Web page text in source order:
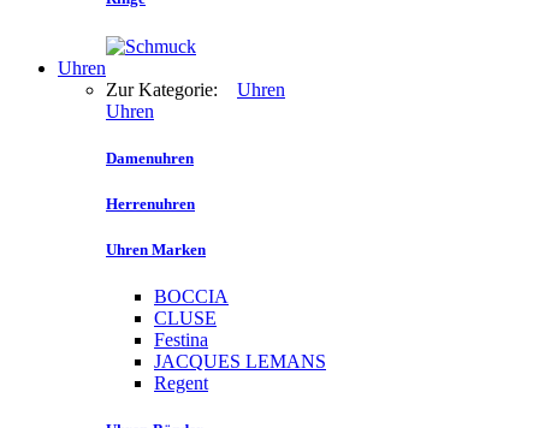
Uhren
Zur Kategorie: Uhren
Uhren
Damenuhren
Herrenuhren
Uhren Marken
BOCCIA
CLUSE
Festina
JACQUES LEMANS
Regent